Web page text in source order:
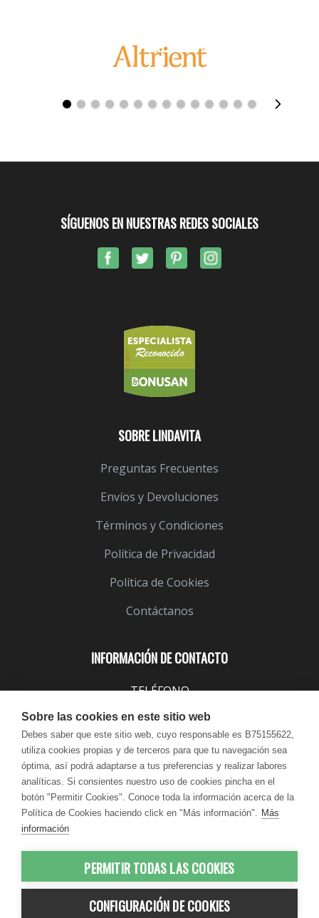
INFORMACIÓN DE CONTACTO
TELÉFONO
EMAIL
info@lindavita.com
HORARIO
Lun - Jue / 9:00 - 18:30
Vie / 9:00 - 17:30
SOBRE LINDAVITA
Preguntas Frecuentes
Envíos y Devoluciones
Términos y Condiciones
Política de Privacidad
Política de Cookies
Contáctanos
SÍGUENOS EN NUESTRAS REDES SOCIALES
© 2012-2026 LindaVita - Todos los
derechos reservados
Sobre las cookies en este sitio web
Debes saber que este sitio web, cuyo responsable es B75155622,
utiliza cookies propias y de terceros para que tu navegación sea
óptima, así podrá adaptarse a tus preferencias y realizar labores
analíticas. Si consientes nuestro uso de cookies pincha en el
botón "Permitir Cookies". Conoce toda la información acerca de la
Política de Cookies haciendo click en "Más información". Más
información
PERMITIR TODAS LAS COOKIES
CONFIGURACIÓN DE COOKIES